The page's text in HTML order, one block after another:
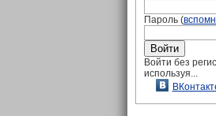
Пароль (
Войти без
используя...